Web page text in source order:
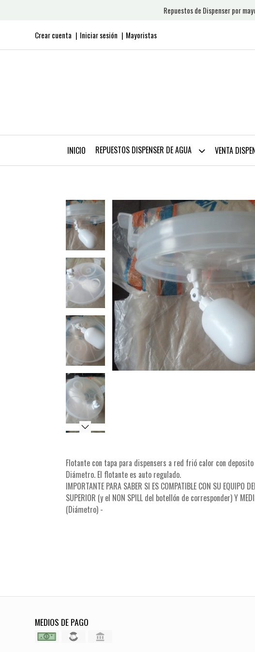
Repuestos de Dispenser por
Crear cuenta Iniciar sesión Mayoristas
INICIO REPUESTOS DISPENSER DE AGUA VENTA
Flotante con tapa para dispensers a red frió calor con
Diámetro. El flotante es auto regulado.
IMPORTANTE PARA SABER SI ES COMPATIBLE CON SU EQUIPO
SUPERIOR (y el NON SPILL del botellón de corresponder) Y
(Diámetro) -
MEDIOS DE PAGO